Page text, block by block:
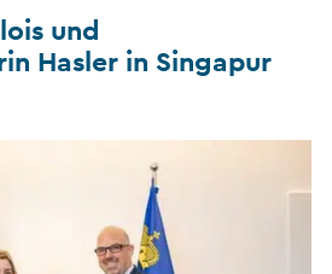
und
Hasler in Singapur